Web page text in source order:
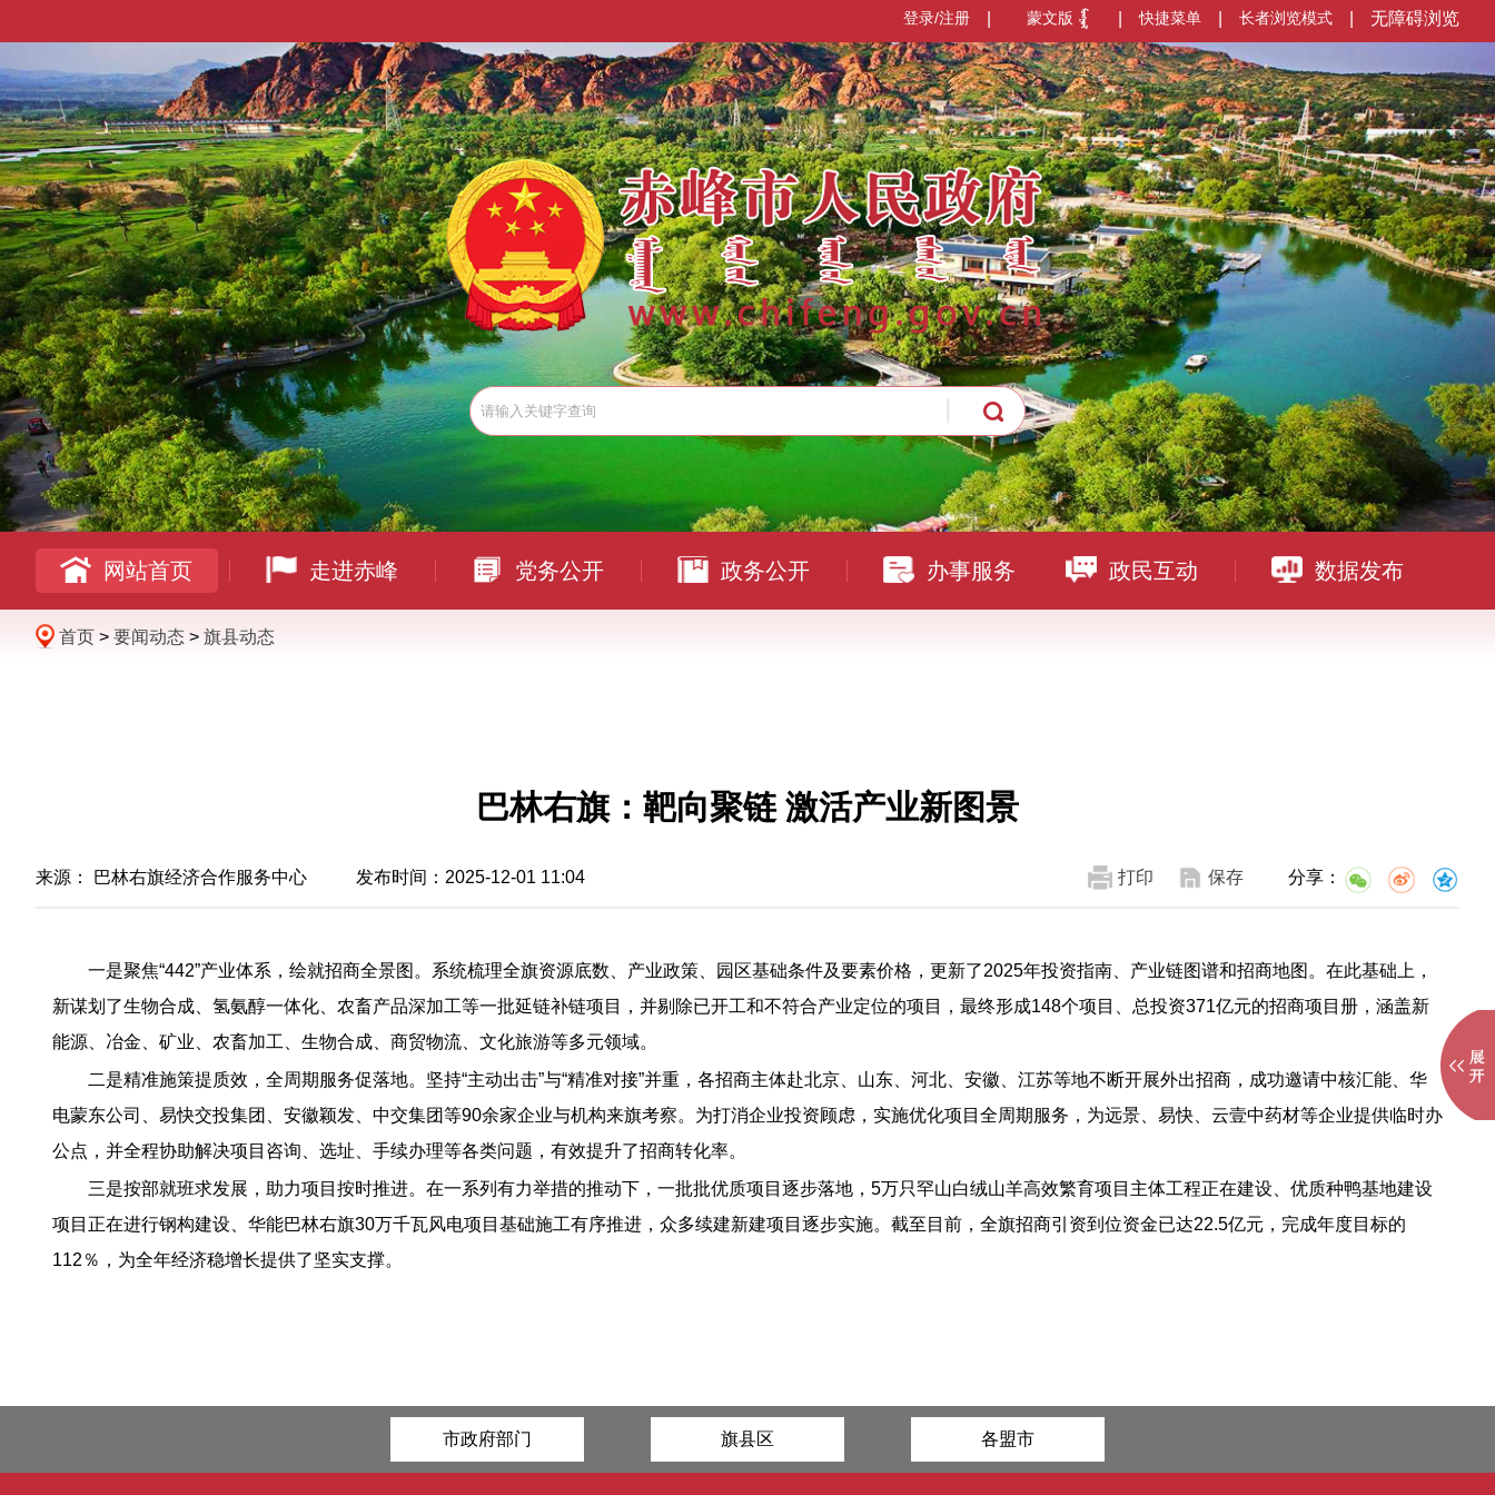
无障碍浏览
长者浏览模式
快捷菜单
蒙文版
登录/注册
网站首页 走进赤峰 党务公开 政务公开 办事服务 政民互动 数据发布
首页 > 要闻动态 > 旗县动态
巴林右旗：靶向聚链 激活产业新图景
来源： 巴林右旗经济合作服务中心 发布时间：2025-12-01 11:04 打印 保存 分享：
一是聚焦“442”产业体系，绘就招商全景图。系统梳理全旗资源底数、产业政策、园区基础条件及要素价格，更新了2025年投资指南、产业链图谱和招商地图。在此基础上，
新谋划了生物合成、氢氨醇一体化、农畜产品深加工等一批延链补链项目，并剔除已开工和不符合产业定位的项目，最终形成148个项目、总投资371亿元的招商项目册，涵盖新
能源、冶金、矿业、农畜加工、生物合成、商贸物流、文化旅游等多元领域。
二是精准施策提质效，全周期服务促落地。坚持“主动出击”与“精准对接”并重，各招商主体赴北京、山东、河北、安徽、江苏等地不断开展外出招商，成功邀请中核汇能、华
电蒙东公司、易快交投集团、安徽颖发、中交集团等90余家企业与机构来旗考察。为打消企业投资顾虑，实施优化项目全周期服务，为远景、易快、云壹中药材等企业提供临时办
公点，并全程协助解决项目咨询、选址、手续办理等各类问题，有效提升了招商转化率。
三是按部就班求发展，助力项目按时推进。在一系列有力举措的推动下，一批批优质项目逐步落地，5万只罕山白绒山羊高效繁育项目主体工程正在建设、优质种鸭基地建设
项目正在进行钢构建设、华能巴林右旗30万千瓦风电项目基础施工有序推进，众多续建新建项目逐步实施。截至目前，全旗招商引资到位资金已达22.5亿元，完成年度目标的
112％，为全年经济稳增长提供了坚实支撑。
市政府部门 旗县区 各盟市